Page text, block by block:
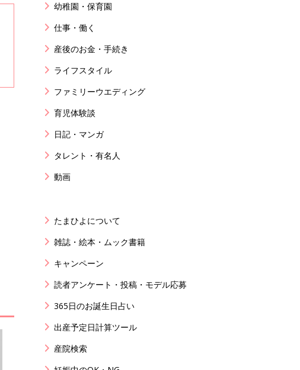
幼稚園・保育園
仕事・働く
産後のお金・手続き
ライフスタイル
ファミリーウエディング
育児体験談
日記・マンガ
タレント・有名人
動画
たまひよについて
雑誌・絵本・ムック書籍
キャンペーン
読者アンケート・投稿・モデル応募
365日のお誕生日占い
出産予定日計算ツール
産院検索